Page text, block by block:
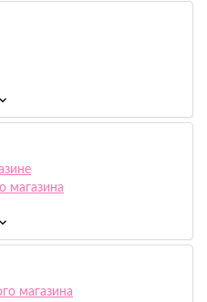
магазина
магазина